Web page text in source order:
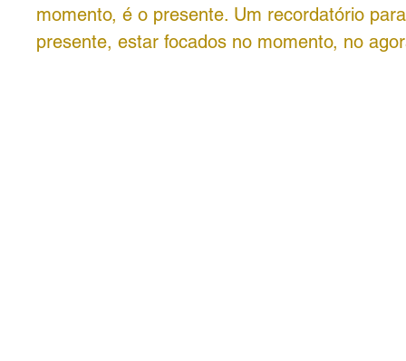
momento, é o presente. Um recordatório
presente, estar focados no momento, no